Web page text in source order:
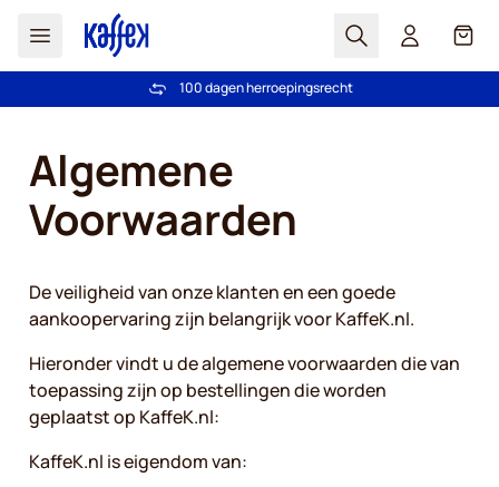
Zoek Cart
Gratis verzending vanaf € 49
100 dagen herroepingsrecht
Algemene
Voorwaarden
De veiligheid van onze klanten en een goede
aankoopervaring zijn belangrijk voor KaffeK.nl.
Hieronder vindt u de algemene voorwaarden die van
toepassing zijn op bestellingen die worden
geplaatst op KaffeK.nl:
KaffeK.nl is eigendom van: